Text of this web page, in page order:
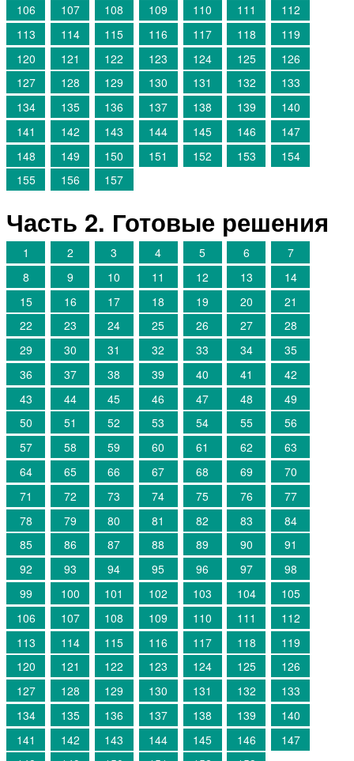
106
107 108 109 110 111
112
113
114 115 116 117 118
119
120
121 122 123 124 125
126
127
128 129 130 131 132
133
134
135 136 137 138 139
140
141
142 143 144 145 146
147
148
149 150 151 152 153
154
155
156 157
Часть 2. Готовые решения
1 2 3 4 5 6
7
8
9 10 11 12 13
14
15
16 17 18 19 20
21
22
23 24 25 26 27
28
29
30 31 32 33 34
35
36
37 38 39 40 41
42
43
44 45 46 47 48
49
50
51 52 53 54 55
56
57
58 59 60 61 62
63
64
65 66 67 68 69
70
71
72 73 74 75 76
77
78
79 80 81 82 83
84
85
86 87 88 89 90
91
92
93 94 95 96 97
98
99
100 101 102 103 104
105
106
107 108 109 110 111
112
113
114 115 116 117 118
119
120
121 122 123 124 125
126
127
128 129 130 131 132
133
134
135 136 137 138 139
140
141
142 143 144 145 146
147